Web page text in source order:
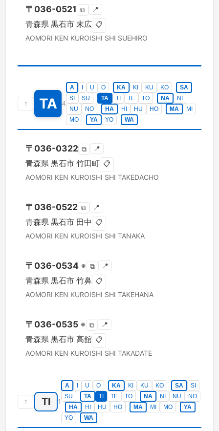
〒 036-0521 ⧉ 📍
青森県 黒石市 末広 📋
AOMORI KEN KUROISHI SHI SUEHIRO
↑ TA 4
A U O KA KI KU KO
SA
SI
SU TA TI TE TO NA
NI
NU
NO HA HI HU HO MA
MI
MO
YA YO WA
〒 036-0322 ⧉ 📍
青森県 黒石市 竹田町 📋
AOMORI KEN KUROISHI SHI TAKEDACHO
〒 036-0522 ⧉ 📍
青森県 黒石市 田中 📋
AOMORI KEN KUROISHI SHI TANAKA
〒 036-0534 ※ ⧉ 📍
青森県 黒石市 竹鼻 📋
AOMORI KEN KUROISHI SHI TAKEHANA
〒 036-0535 ※ ⧉ 📍
青森県 黒石市 高舘 📋
AOMORI KEN KUROISHI SHI TAKADATE
↑ TI 1
A U O KA KI KU KO SA
SI
SU
TA TI TE TO NA NI NU
NO
HA
HI HU HO MA MI MO
YA
YO
WA